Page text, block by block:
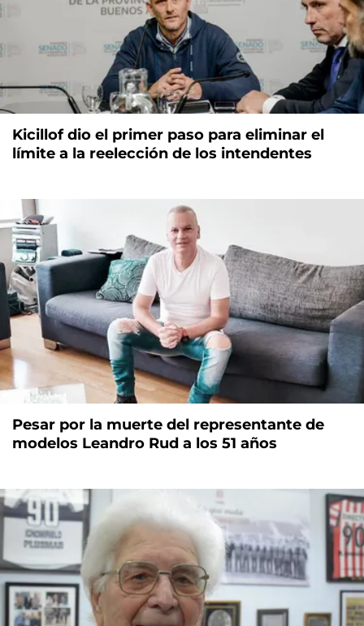
Kicillof dio el primer paso para eliminar el
límite a la reelección de los intendentes
Pesar por la muerte del representante de
modelos Leandro Rud a los 51 años